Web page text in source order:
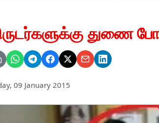
துணை
09 January 2015